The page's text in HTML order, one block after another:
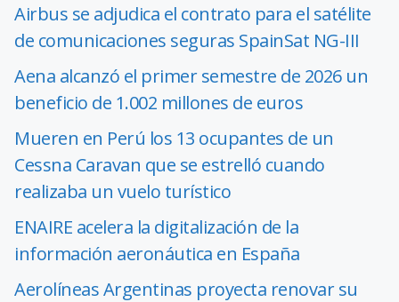
Airbus se adjudica el contrato para el satélite
de comunicaciones seguras SpainSat NG-III
Aena alcanzó el primer semestre de 2026 un
beneficio de 1.002 millones de euros
Mueren en Perú los 13 ocupantes de un
Cessna Caravan que se estrelló cuando
realizaba un vuelo turístico
ENAIRE acelera la digitalización de la
información aeronáutica en España
Aerolíneas Argentinas proyecta renovar su